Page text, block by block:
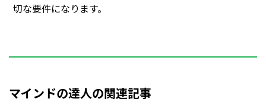
切な要件になります。
マインドの達人の関連記事